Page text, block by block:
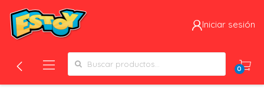
Iniciar sesión
Search for:
0